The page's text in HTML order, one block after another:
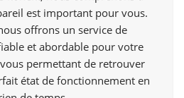
est important pour vous.
offrons un service de
et abordable pour votre
permettant de retrouver
état de fonctionnement en